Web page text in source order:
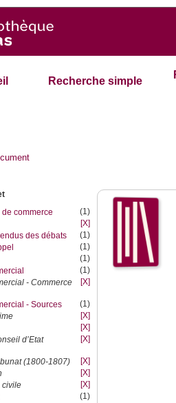
Recherche simple
commerce
(1)
[X]
des débats
(1)
(1)
(1)
(1)
- Commerce
[X]
- Sources
(1)
[X]
[X]
d’Etat
[X]
(1800-1807)
[X]
[X]
civile
[X]
(1)